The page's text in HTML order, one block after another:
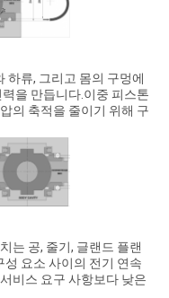
하류, 그리고 몸의 구멍에
을 만듭니다.이중 피스톤
의 축적을 줄이기 위해 구
는 공, 줄기, 글랜드 플랜
성 요소 사이의 전기 연속
비스 요구 사항보다 낮은